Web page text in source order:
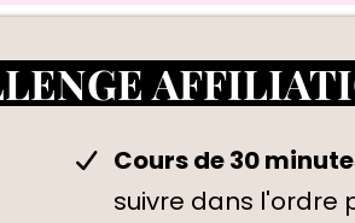
Cours de 30
suivre dans l'ordre